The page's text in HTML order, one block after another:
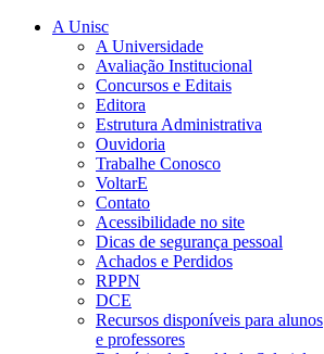
A Unisc
A Universidade
Avaliação Institucional
Concursos e Editais
Editora
Estrutura Administrativa
Ouvidoria
Trabalhe Conosco
VoltarE
Contato
Acessibilidade no site
Dicas de segurança pessoal
Achados e Perdidos
RPPN
DCE
Recursos disponíveis para alunos
e professores